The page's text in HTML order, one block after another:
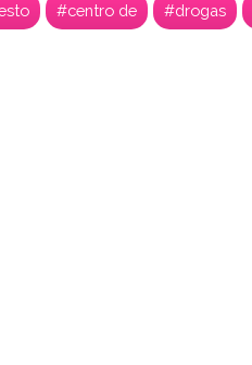
#centro de #drogas